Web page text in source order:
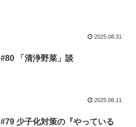
2025.08.31
#80 「清浄野菜」談
2025.08.11
#79 少子化対策の『やっている